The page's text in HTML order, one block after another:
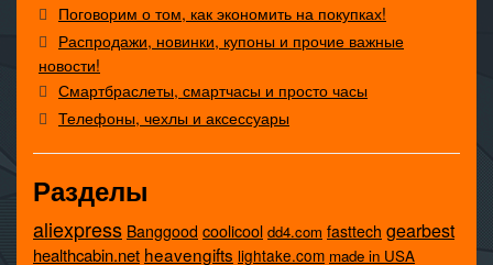
Поговорим о том, как экономить на покупках!
Распродажи, новинки, купоны и прочие важные
новости!
Смартбраслеты, смартчасы и просто часы
Телефоны, чехлы и аксессуары
Разделы
aliexpress Banggood coolicool dd4.com fasttech gearbest
healthcabin.net heavengifts lightake.com made in USA